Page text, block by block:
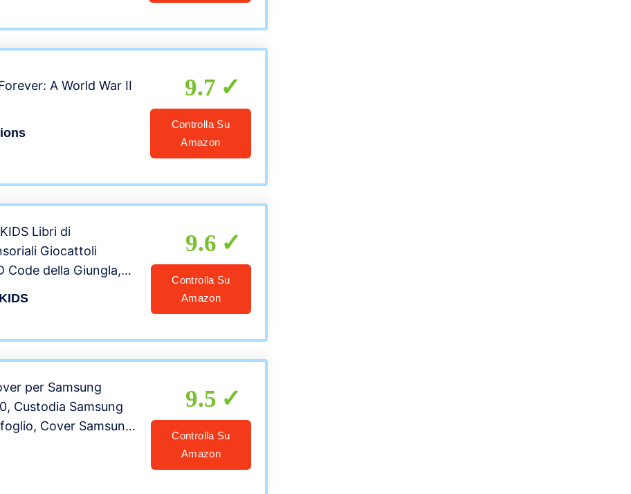
A World War II
9.7
Controlla Su
Amazon
Libri di
Giocattoli
Code della Giungla,
9.6
Controlla Su
Amazon
per Samsung
Custodia Samsung
Cover Samsung
9.5
Controlla Su
Amazon